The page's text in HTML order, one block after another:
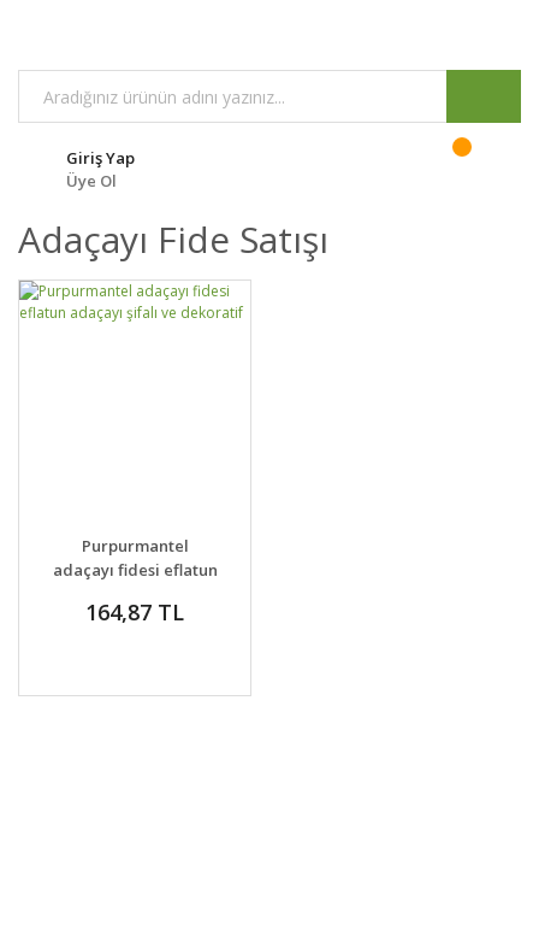
Giriş Yap
Üye Ol
Adaçayı Fide Satışı
DETAYLAR
VER
Purpurmantel
adaçayı fidesi eflatun
dekoratif
164,87 TL